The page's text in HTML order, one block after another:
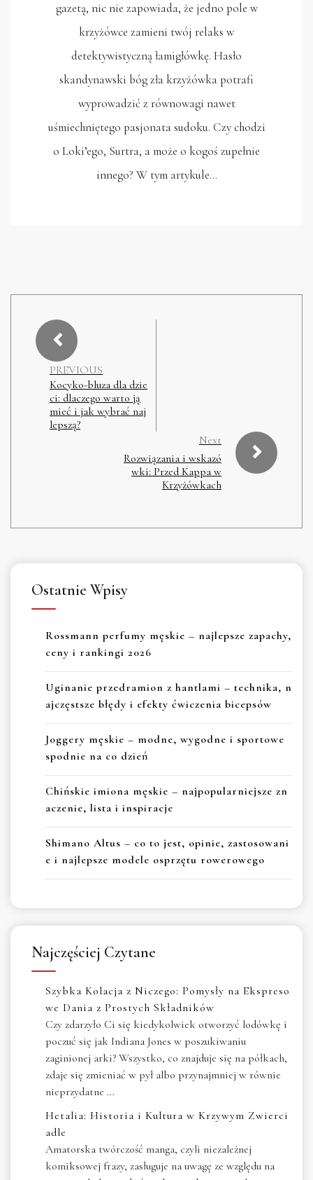
gazetą, nic nie zapowiada, że jedno pole w
krzyżówce zamieni twój relaks w
detektywistyczną łamigłówkę. Hasło
skandynawski bóg zła krzyżówka potrafi
wyprowadzić z równowagi nawet
uśmiechniętego pasjonata sudoku. Czy chodzi
o Loki’ego, Surtra, a może o kogoś zupełnie
innego? W tym artykule…
PREVIOUS
Kocyko-bluza dla dzie
ci: dlaczego warto ją
mieć i jak wybrać naj
lepszą?
Next
Rozwiązania i wskazó
wki: Przed Kappa w
Krzyżówkach
Ostatnie Wpisy
Rossmann perfumy męskie – najlepsze zapachy,
ceny i rankingi 2026
Uginanie przedramion z hantlami – technika, n
ajczęstsze błędy i efekty ćwiczenia bicepsów
Joggery męskie – modne, wygodne i sportowe
spodnie na co dzień
Chińskie imiona męskie – najpopularniejsze zn
aczenie, lista i inspiracje
Shimano Altus – co to jest, opinie, zastosowani
e i najlepsze modele osprzętu rowerowego
Najczęściej Czytane
Szybka Kolacja z Niczego: Pomysły na Ekspreso
we Dania z Prostych Składników
Czy zdarzyło Ci się kiedykolwiek otworzyć lodówkę i
poczuć się jak Indiana Jones w poszukiwaniu
zaginionej arki? Wszystko, co znajduje się na półkach,
zdaje się zmieniać w pył albo przynajmniej w równie
nieprzydatne …
Hetalia: Historia i Kultura w Krzywym Zwierci
adle
Amatorska twórczość manga, czyli niezależnej
komiksowej frazy, zasługuje na uwagę ze względu na